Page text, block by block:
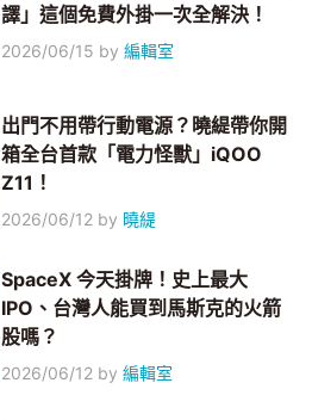
譯」這個免費外掛一次全解決！
2026/06/15 by編輯室
出門不用帶行動電源？曉緹帶你開
箱全台首款「電力怪獸」iQOO
Z11！
2026/06/12 by 曉緹
SpaceX 今天掛牌！史上最大
IPO、台灣人能買到馬斯克的火箭
股嗎？
2026/06/12 by編輯室